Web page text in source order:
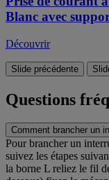
Blanc avec
Découvrir
Slide précédente
Questions
Comment brancher un
Pour brancher un
suivez les étapes
la borne L reliez le fil